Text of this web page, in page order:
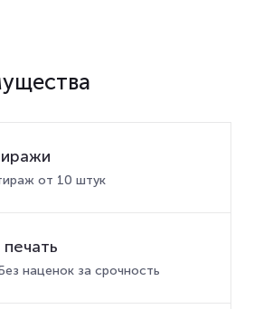
от 10 штук
наценок за срочность